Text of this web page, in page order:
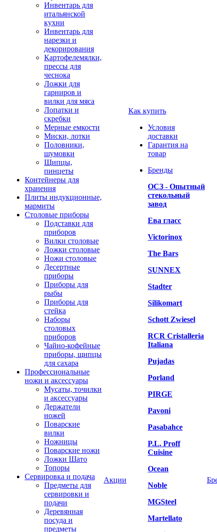
Инвентарь для
итальянской
кухни
Инвентарь для
нарезки и
декорирования
Картофелемялки,
прессы для
чеснока
Ложки для
гарниров и
вилки для мяса
Лопатки и
скребки
Мерные емкости
Миски, лотки
Половники,
шумовки
Щипцы,
пинцеты
Контейнеры для
хранения
Плиты индукционные,
мармиты
Столовые приборы
Подставки для
приборов
Вилки столовые
Ложки столовые
Ножи столовые
Десертные
приборы
Приборы для
рыбы
Приборы для
стейка
Наборы
столовых
приборов
Чайно-кофейные
приборы, щипцы
для сахара
Профессиональные
ножи и аксессуары
Мусаты, точилки
и аксессуары
Держатели
ножей
Поварские
вилки
Ножницы
Поварские ножи
Ложки Шато
Топоры
Сервировка и подача
Предметы для
сервировки и
подачи
Деревянная
посуда и
предметы
Акции
Как купить
Условия
доставки
Гарантия на
товар
Бренды
ОСЗ - Опытный
стекольный
завод
Ева гласс
Victorinox
The Bars
SUNNEX
Stadter
Silikomart
Schott Zwiesel
RCR Cristalleria
Italiana
Pujadas
Porland
PIRGE
Pavoni
Pasabahce
P.L. Proff
Cuisine
Ocean
Noble
MGSteel
Martellato